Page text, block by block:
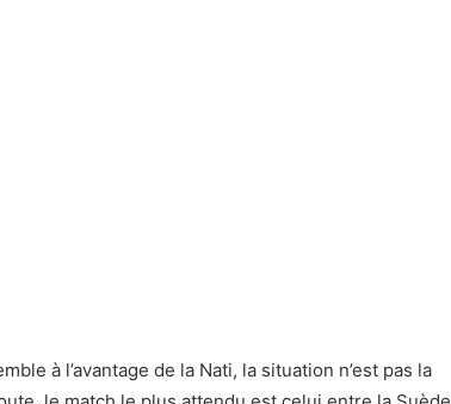
à l’avantage de la Nati, la situation n’est pas la